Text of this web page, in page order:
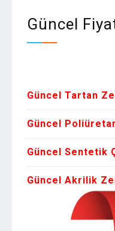
Güncel
Güncel Tartan
Güncel
Güncel Sentetik
Güncel Akrilik